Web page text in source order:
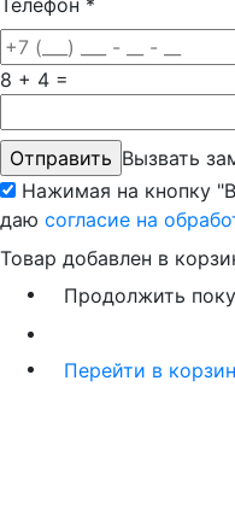
8 + 4 =
Вызвать
Нажимая на кнопку
даю согласие на
Товар добавлен в
Продолжить
Перейти в